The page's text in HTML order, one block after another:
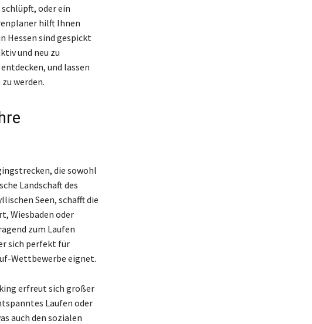
oder ein
hilft Ihnen
Hessen sind gespickt
und neu zu
und lassen
werden.
die sowohl
Landschaft des
Seen, schafft die
Wiesbaden oder
zum Laufen
sich perfekt für
Wettbewerbe eignet.
erfreut sich großer
Laufen oder
auch den sozialen